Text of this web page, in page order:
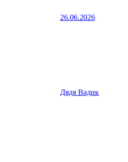
26.06.2026
Дядя Вадик